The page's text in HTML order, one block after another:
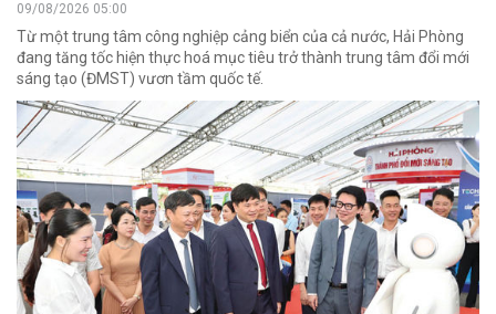
09/08/2026 05:00
Từ một trung tâm công nghiệp cảng biển của cả nước, Hải Phòng
đang tăng tốc hiện thực hoá mục tiêu trở thành trung tâm đổi mới
sáng tạo (ĐMST) vươn tầm quốc tế.